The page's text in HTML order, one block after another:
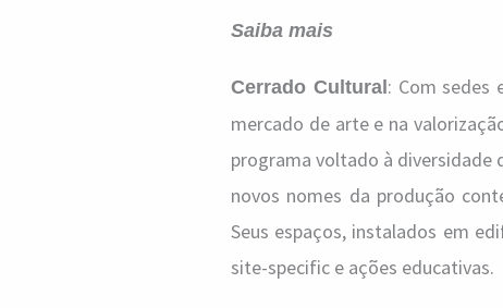
Saiba mais
Cerrado Cultural: Com sedes
mercado de arte e na
programa voltado à diversidade
novos nomes da produção
Seus espaços, instalados em
site-specific e ações educativas.